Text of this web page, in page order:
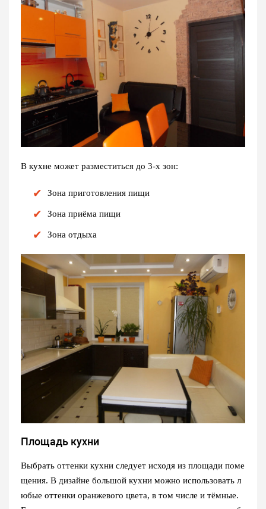
В кухне может разместиться до 3-х зон:
Зона приготовления пищи
Зона приёма пищи
Зона отдыха
Площадь кухни
Выбрать оттенки кухни следует исходя из площади поме
щения. В дизайне большой кухни можно использовать л
юбые оттенки оранжевого цвета, в том числе и тёмные.